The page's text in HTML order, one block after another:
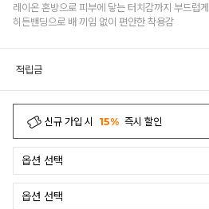
레이온 혼방으로 피부에 닿는 터치감까지 부드럽게
히든밴딩으로 배 끼임 없이 편안한 착용감
적립금
신규 가입 시 15% 즉시 할인